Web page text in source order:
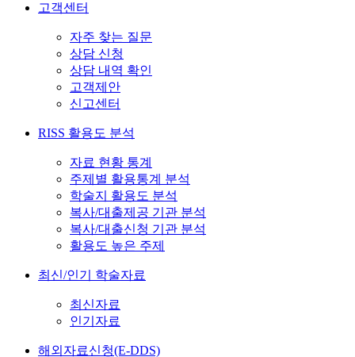
고객센터
자주 찾는 질문
상담 신청
상담 내역 확인
고객제안
신고센터
RISS 활용도 분석
자료 현황 통계
주제별 활용통계 분석
학술지 활용도 분석
복사/대출제공 기관 분석
복사/대출신청 기관 분석
활용도 높은 주제
최신/인기 학술자료
최신자료
인기자료
해외자료신청(E-DDS)